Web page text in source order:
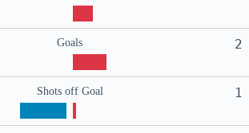
Goals 2
Shots off Goal 1